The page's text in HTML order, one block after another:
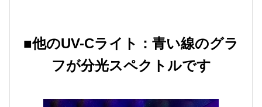
■他のUV-Cライト：青い線のグラ
フが分光スペクトルです